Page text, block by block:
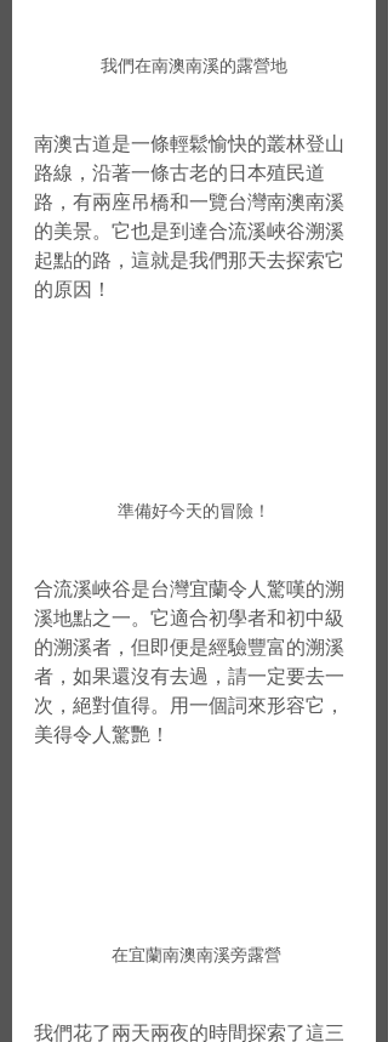
我們在南澳南溪的露營地
南澳古道是一條輕鬆愉快的叢林登山
路線，沿著一條古老的日本殖民道
路，有兩座吊橋和一覽台灣南澳南溪
的美景。它也是到達合流溪峽谷溯溪
起點的路，這就是我們那天去探索它
的原因！
準備好今天的冒險！
合流溪峽谷是台灣宜蘭令人驚嘆的溯
溪地點之一。它適合初學者和初中級
的溯溪者，但即便是經驗豐富的溯溪
者，如果還沒有去過，請一定要去一
次，絕對值得。用一個詞來形容它，
美得令人驚艷！
在宜蘭南澳南溪旁露營
我們花了兩天兩夜的時間探索了這三